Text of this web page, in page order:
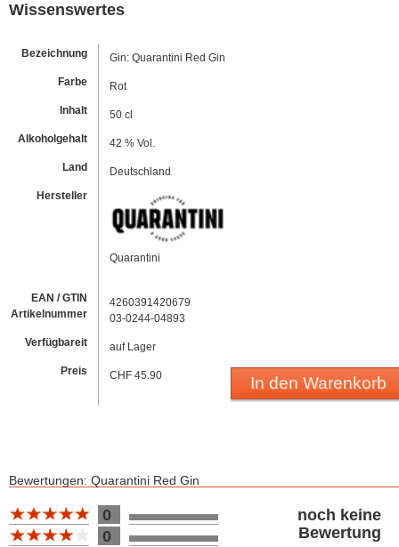
Wissenswertes
Bezeichnung
Gin: Quarantini Red Gin
Farbe
Rot
Inhalt
50 cl
Alkoholgehalt
42 % Vol.
Land
Deutschland
Hersteller
Quarantini
EAN / GTIN
Artikelnummer
4260391420679
03-0244-04893
Verfügbareit
auf Lager
Preis
CHF 45.90 In den Warenkorb
Bewertungen: Quarantini Red Gin
Bewertung 100
0
noch keine
Bewertung